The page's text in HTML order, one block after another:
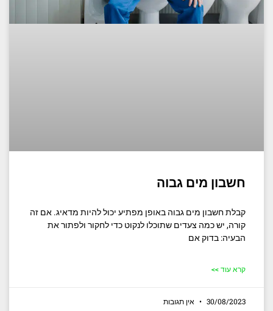
חשבון מים גבוה
קבלת חשבון מים גבוה באופן מפתיע יכול להיות מדאיג. אם זה
קורה, יש כמה צעדים שתוכלו לנקוט כדי לחקור ולפתור את
הבעיה: בדוק אם
קרא עוד >>
30/08/2023 אין תגובות